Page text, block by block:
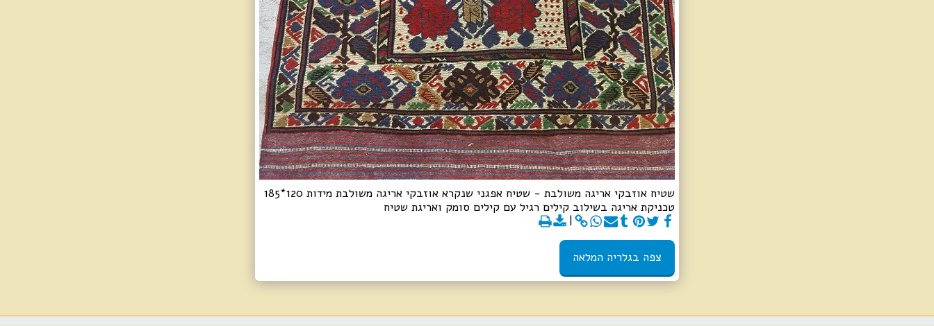
שטיח אוזבקי אריגה משולבת - שטיח אפגני שנקרא אוזבקי אריגה משולבת מידות 120*185
טכניקת אריגה בשילוב קילים רגיל עם קילים סומק ואריגת שטיח
צפה בגלריה המלאה